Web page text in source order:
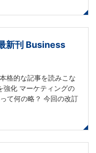
新刊 Business
格的な記事を読みこな
強化 マーケティングの
て何の略？ 今回の改訂